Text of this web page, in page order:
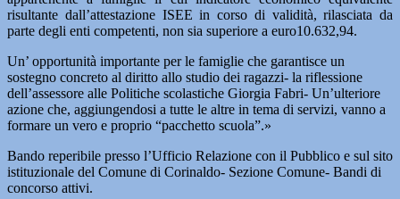
risultante dall’attestazione ISEE in corso di validità, rilasciata da
parte degli enti competenti, non sia superiore a euro10.632,94.
Un’ opportunità importante per le famiglie che garantisce un
sostegno concreto al diritto allo studio dei ragazzi- la riflessione
dell’assessore alle Politiche scolastiche Giorgia Fabri- Un’ulteriore
azione che, aggiungendosi a tutte le altre in tema di servizi, vanno a
formare un vero e proprio “pacchetto scuola”.»
Bando reperibile presso l’Ufficio Relazione con il Pubblico e sul sito
istituzionale del Comune di Corinaldo- Sezione Comune- Bandi di
concorso attivi.